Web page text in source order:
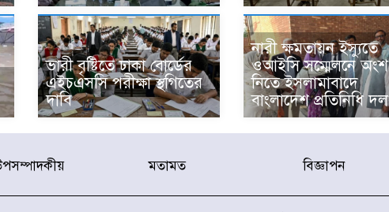
ভারী বৃষ্টিতে ঢাকা বোর্ডের
এইচএসসি পরীক্ষা স্থগিতের
দাবি
নারী ক্ষমতায়ন ইস্যুতে
ওআইসি সম্মেলনে অংশ
নিতে ইসলামাবাদে
বাংলাদেশ প্রতিনিধি দল
মতামত বিজ্ঞাপন